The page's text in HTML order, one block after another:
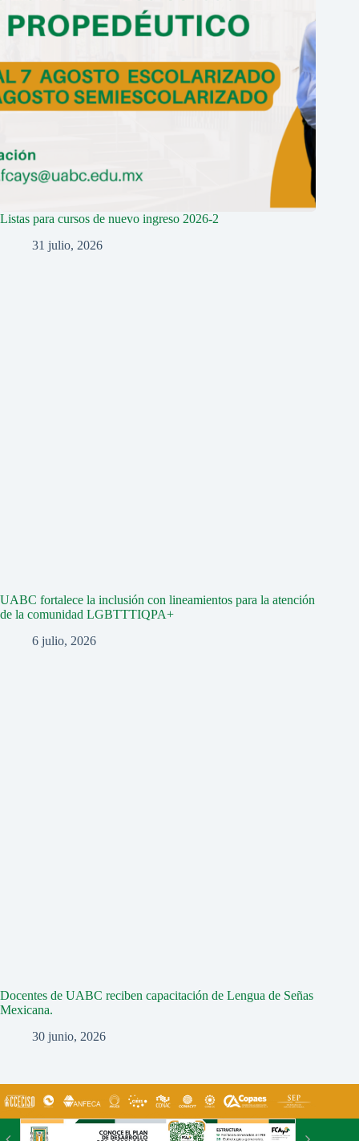
Listas para cursos de nuevo ingreso 2026-2
31 julio, 2026
UABC fortalece la inclusión con lineamientos para la atención
de la comunidad LGBTTTIQPA+
6 julio, 2026
Docentes de UABC reciben capacitación de Lengua de Señas
Mexicana.
30 junio, 2026